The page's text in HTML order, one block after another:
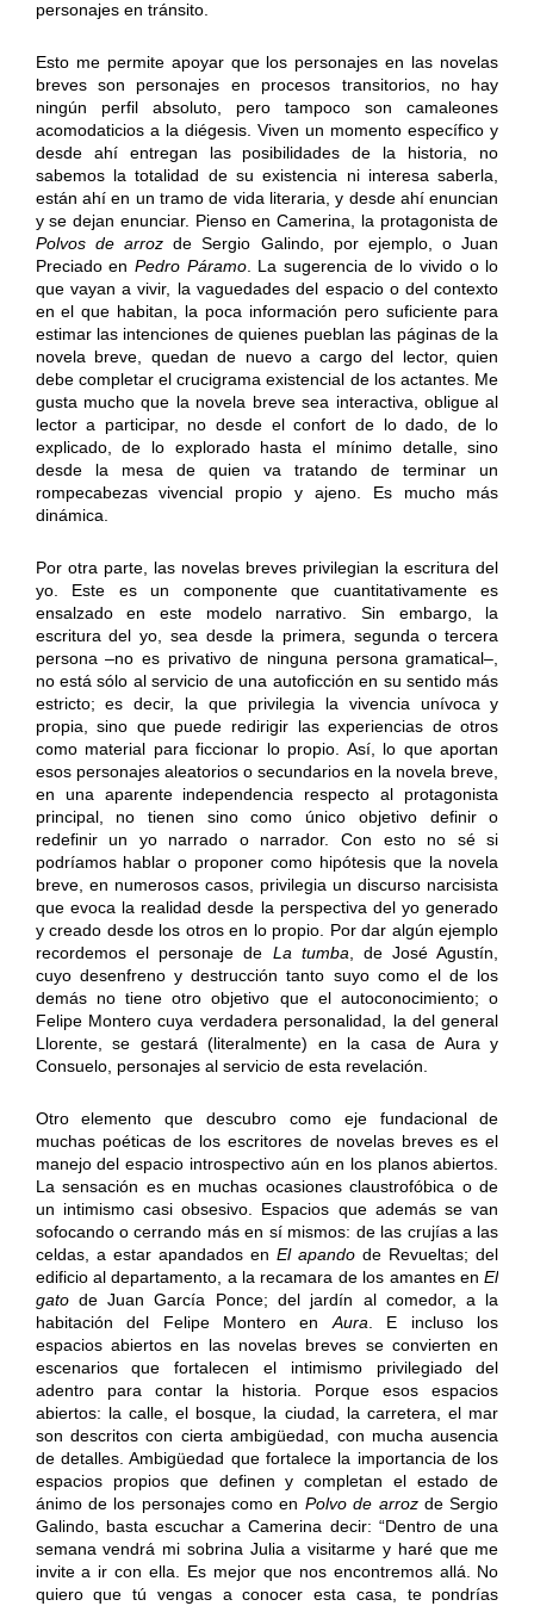
personajes en tránsito.
Esto me permite apoyar que los personajes en las novelas
breves son personajes en procesos transitorios, no hay
ningún perfil absoluto, pero tampoco son camaleones
acomodaticios a la diégesis. Viven un momento específico y
desde ahí entregan las posibilidades de la historia, no
sabemos la totalidad de su existencia ni interesa saberla,
están ahí en un tramo de vida literaria, y desde ahí enuncian
y se dejan enunciar. Pienso en Camerina, la protagonista de
Polvos de arroz de Sergio Galindo, por ejemplo, o Juan
Preciado en Pedro Páramo. La sugerencia de lo vivido o lo
que vayan a vivir, la vaguedades del espacio o del contexto
en el que habitan, la poca información pero suficiente para
estimar las intenciones de quienes pueblan las páginas de la
novela breve, quedan de nuevo a cargo del lector, quien
debe completar el crucigrama existencial de los actantes. Me
gusta mucho que la novela breve sea interactiva, obligue al
lector a participar, no desde el confort de lo dado, de lo
explicado, de lo explorado hasta el mínimo detalle, sino
desde la mesa de quien va tratando de terminar un
rompecabezas vivencial propio y ajeno. Es mucho más
dinámica.
Por otra parte, las novelas breves privilegian la escritura del
yo. Este es un componente que cuantitativamente es
ensalzado en este modelo narrativo. Sin embargo, la
escritura del yo, sea desde la primera, segunda o tercera
persona –no es privativo de ninguna persona gramatical–,
no está sólo al servicio de una autoficción en su sentido más
estricto; es decir, la que privilegia la vivencia unívoca y
propia, sino que puede redirigir las experiencias de otros
como material para ficcionar lo propio. Así, lo que aportan
esos personajes aleatorios o secundarios en la novela breve,
en una aparente independencia respecto al protagonista
principal, no tienen sino como único objetivo definir o
redefinir un yo narrado o narrador. Con esto no sé si
podríamos hablar o proponer como hipótesis que la novela
breve, en numerosos casos, privilegia un discurso narcisista
que evoca la realidad desde la perspectiva del yo generado
y creado desde los otros en lo propio. Por dar algún ejemplo
recordemos el personaje de La tumba , de José Agustín,
cuyo desenfreno y destrucción tanto suyo como el de los
demás no tiene otro objetivo que el autoconocimiento; o
Felipe Montero cuya verdadera personalidad, la del general
Llorente, se gestará (literalmente) en la casa de Aura y
Consuelo, personajes al servicio de esta revelación.
Otro elemento que descubro como eje fundacional de
muchas poéticas de los escritores de novelas breves es el
manejo del espacio introspectivo aún en los planos abiertos.
La sensación es en muchas ocasiones claustrofóbica o de
un intimismo casi obsesivo. Espacios que además se van
sofocando o cerrando más en sí mismos: de las crujías a las
celdas, a estar apandados enEl apando de Revueltas; del
edificio al departamento, a la recamara de los amantes enEl
gatode Juan García Ponce; del jardín al comedor, a la
habitación del Felipe Montero en Aura . E incluso los
espacios abiertos en las novelas breves se convierten en
escenarios que fortalecen el intimismo privilegiado del
adentro para contar la historia. Porque esos espacios
abiertos: la calle, el bosque, la ciudad, la carretera, el mar
son descritos con cierta ambigüedad, con mucha ausencia
de detalles. Ambigüedad que fortalece la importancia de los
espacios propios que definen y completan el estado de
ánimo de los personajes como en Polvo de arrozde Sergio
Galindo, basta escuchar a Camerina decir: “Dentro de una
semana vendrá mi sobrina Julia a visitarme y haré que me
invite a ir con ella. Es mejor que nos encontremos allá. No
quiero que tú vengas a conocer esta casa, te pondrías